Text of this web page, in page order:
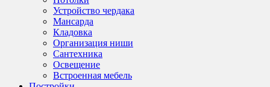
Устройство чердака
Мансарда
Кладовка
Организация ниши
Сантехника
Освещение
Встроенная мебель